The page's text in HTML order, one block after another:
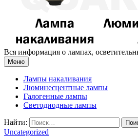
Вся информация о лампах,
Меню
Лампы накаливания
Люминесцентные лампы
Галогенные лампы
Светодиодные лампы
Найти:
Uncategorized